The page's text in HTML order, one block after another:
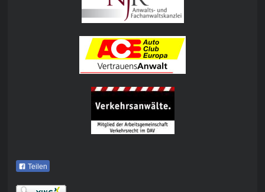
Teilen